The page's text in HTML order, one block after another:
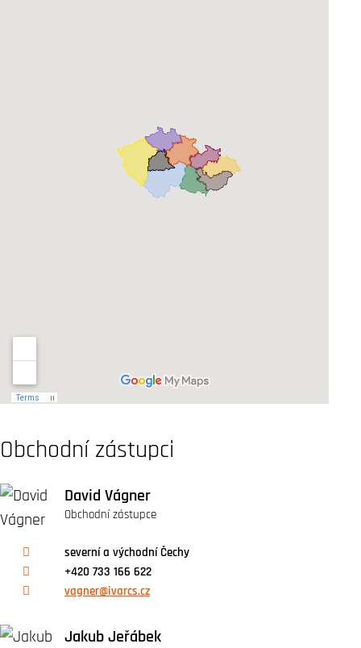
Obchodní zástupci
David Vágner
Obchodní zástupce
severní a východní Čechy
+420 733 166 622
vagner@ivarcs.cz
Jakub Jeřábek